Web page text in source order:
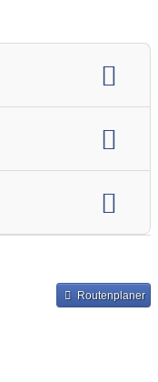
Anhängers
Routenplaner